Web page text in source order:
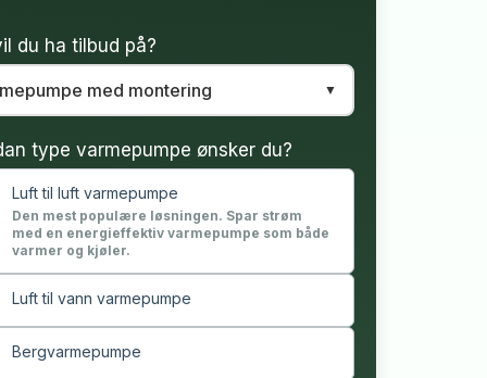
du ha tilbud på?
type varmepumpe ønsker du?
Luft til luft varmepumpe
Den mest populære løsningen. Spar strøm
med en energieffektiv varmepumpe som både
varmer og kjøler.
Luft til vann varmepumpe
Bergvarmepumpe